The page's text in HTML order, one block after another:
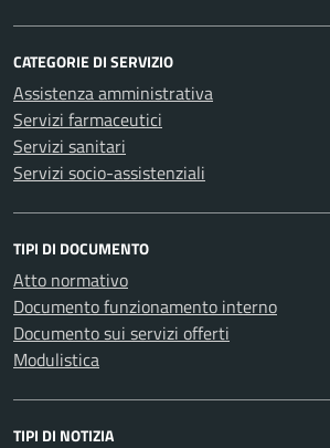
CATEGORIE DI SERVIZIO
Assistenza amministrativa
Servizi farmaceutici
Servizi sanitari
Servizi socio-assistenziali
TIPI DI DOCUMENTO
Atto normativo
Documento funzionamento interno
Documento sui servizi offerti
Modulistica
TIPI DI NOTIZIA